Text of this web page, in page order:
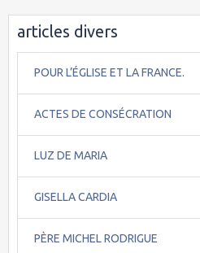
articles divers
POUR L’ÉGLISE ET LA FRANCE.
ACTES DE CONSÉCRATION
LUZ DE MARIA
GISELLA CARDIA
PÈRE MICHEL RODRIGUE